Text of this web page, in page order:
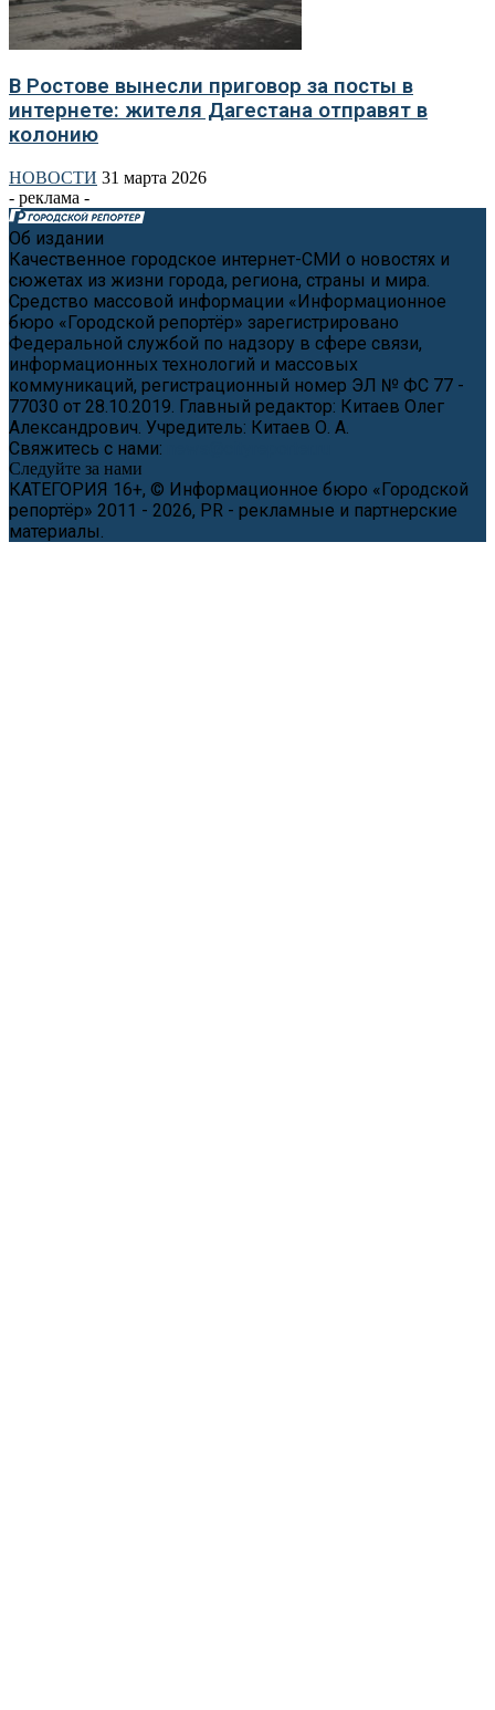
В Ростове вынесли приговор за посты в
интернете: жителя Дагестана отправят в
колонию
НОВОСТИ 31 марта 2026
- реклама -
Об издании
Качественное городское интернет-СМИ о новостях и
сюжетах из жизни города, региона, страны и мира.
Средство массовой информации «Информационное
бюро «Городской репортёр» зарегистрировано
Федеральной службой по надзору в сфере связи,
информационных технологий и массовых
коммуникаций, регистрационный номер ЭЛ № ФС 77 -
77030 от 28.10.2019. Главный редактор: Китаев Олег
Александрович. Учредитель: Китаев О. А.
Свяжитесь с нами:
Следуйте за нами
КАТЕГОРИЯ 16+, © Информационное бюро «Городской
репортёр» 2011 - 2026, PR - рекламные и партнерские
материалы.